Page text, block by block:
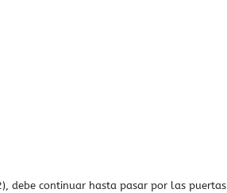
debe continuar hasta pasar por las puertas